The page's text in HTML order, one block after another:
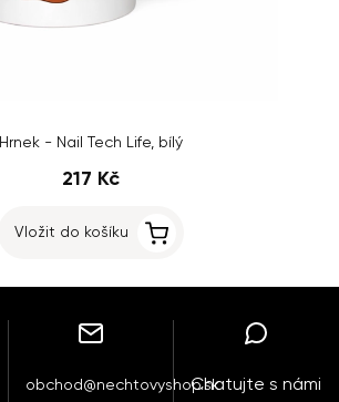
Hrnek - Nail Tech Life, bílý
217 Kč
Vložit do košíku
obchod@nechtovyshop.skChatujte s námi